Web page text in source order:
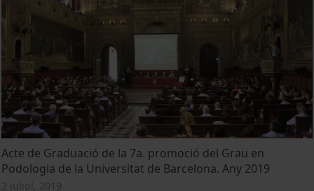
Acte de Graduació de la 7a. promoció del Grau en
Podologia de la Universitat de Barcelona. Any 2019
2 juliol, 2019